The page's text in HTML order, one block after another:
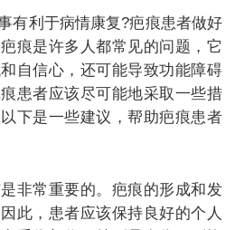
利于病情康复?疤痕患者做好
痕是许多人都常见的问题，它
自信心，还可能导致功能障碍
患者应该尽可能地采取一些措
下是一些建议，帮助疤痕患者
常重要的。疤痕的形成和发
此，患者应该保持良好的个人